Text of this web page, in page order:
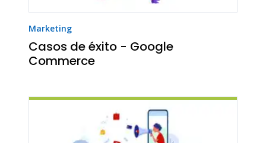
Marketing
Casos de éxito - Google
Commerce